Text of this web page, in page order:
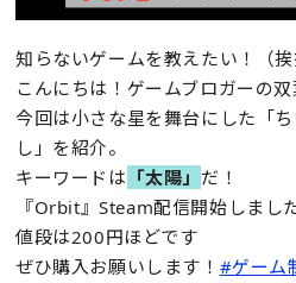
知らないゲームを教えたい！（挨
こんにちは！ゲームブロガーの双
今回は小さな星を舞台にした「
し」を紹介。
キーワードは 「太陽」 だ！
『Orbit』Steam配信開始しまし
値段は200円ほどです
ぜひ購入お願いします！ #ゲーム